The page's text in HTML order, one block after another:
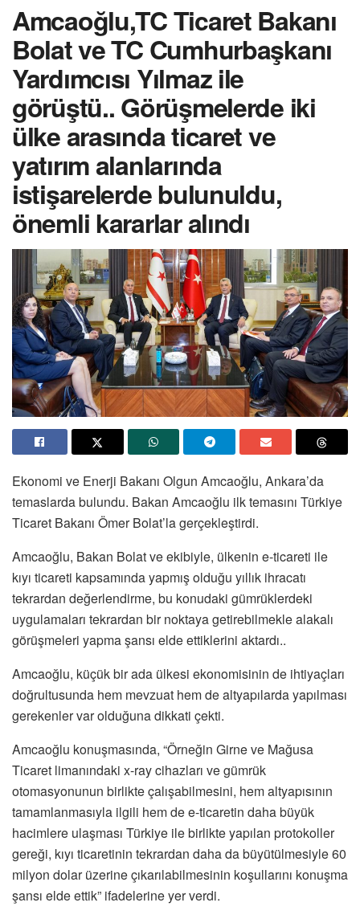
Amcaoğlu,TC Ticaret Bakanı
Bolat ve TC Cumhurbaşkanı
Yardımcısı Yılmaz ile
görüştü.. Görüşmelerde iki
ülke arasında ticaret ve
yatırım alanlarında
istişarelerde bulunuldu,
önemli kararlar alındı
Ekonomi ve Enerji Bakanı Olgun Amcaoğlu, Ankara’da
temaslarda bulundu. Bakan Amcaoğlu ilk temasını Türkiye
Ticaret Bakanı Ömer Bolat’la gerçekleştirdi.
Amcaoğlu, Bakan Bolat ve ekibiyle, ülkenin e-ticareti ile
kıyı ticareti kapsamında yapmış olduğu yıllık ihracatı
tekrardan değerlendirme, bu konudaki gümrüklerdeki
uygulamaları tekrardan bir noktaya getirebilmekle alakalı
görüşmeleri yapma şansı elde ettiklerini aktardı..
Amcaoğlu, küçük bir ada ülkesi ekonomisinin de ihtiyaçları
doğrultusunda hem mevzuat hem de altyapılarda yapılması
gerekenler var olduğuna dikkati çekti.
Amcaoğlu konuşmasında, “Örneğin Girne ve Mağusa
Ticaret limanındaki x-ray cihazları ve gümrük
otomasyonunun birlikte çalışabilmesini, hem altyapısının
tamamlanmasıyla ilgili hem de e-ticaretin daha büyük
hacimlere ulaşması Türkiye ile birlikte yapılan protokoller
gereği, kıyı ticaretinin tekrardan daha da büyütülmesiyle 60
milyon dolar üzerine çıkarılabilmesinin koşullarını konuşma
şansı elde ettik” ifadelerine yer verdi.